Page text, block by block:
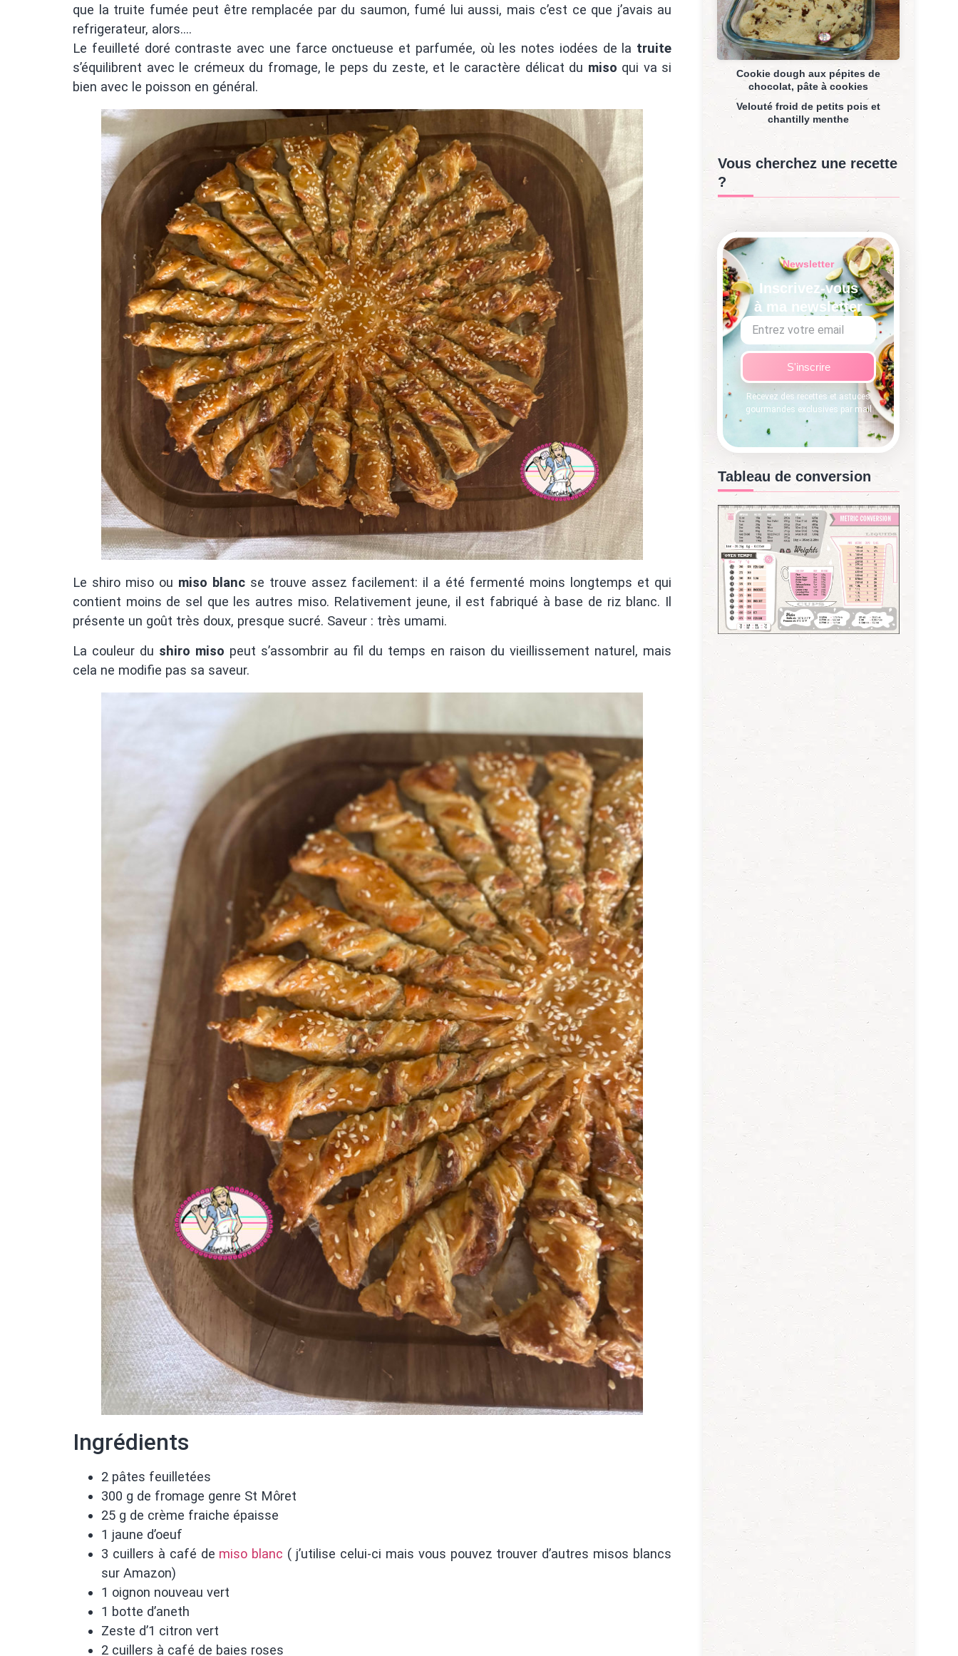
que la truite fumée peut être remplacée par du saumon, fumé lui aussi, mais c’est ce que j’avais au
refrigerateur, alors….
Le feuilleté doré contraste avec une farce onctueuse et parfumée, où les notes iodées de la truite
s’équilibrent avec le crémeux du fromage, le peps du zeste, et le caractère délicat du miso qui va si
bien avec le poisson en général.
Le shiro miso ou miso blancse trouve assez facilement: il a été fermenté moins longtemps et qui
contient moins de sel que les autres miso. Relativement jeune, il est fabriqué à base de riz blanc. Il
présente un goût très doux, presque sucré. Saveur : très umami.
La couleur du shiro miso peut s’assombrir au fil du temps en raison du vieillissement naturel, mais
cela ne modifie pas sa saveur.
Ingrédients
2 pâtes feuilletées
300 g de fromage genre St Môret
25 g de crème fraiche épaisse
1 jaune d’oeuf
3 cuillers à café de miso blanc ( j’utilise celui-ci mais vous pouvez trouver d’autres misos blancs
sur Amazon)
1 oignon nouveau vert
1 botte d’aneth
Zeste d’1 citron vert
2 cuillers à café de baies roses
Cookie dough aux pépites de
chocolat, pâte à cookies
Velouté froid de petits pois et
chantilly menthe
Vous cherchez une recette
?
Newsletter
Inscrivez-vous
à ma newsletter
S'inscrire
Recevez des recettes et astuces
gourmandes exclusives par mail
Tableau de conversion